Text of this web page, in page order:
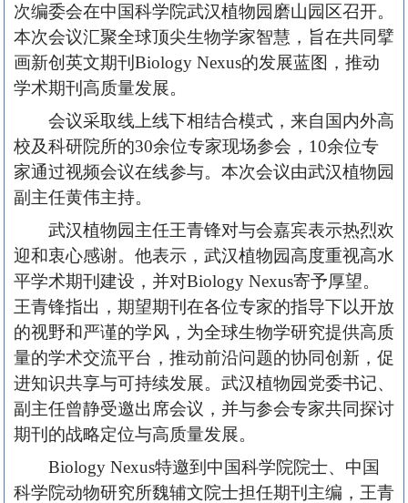
次编委会在中国科学院武汉植物园磨山园区召开。
本次会议汇聚全球顶尖生物学家智慧，旨在共同擘
画新创英文期刊Biology Nexus的发展蓝图，推动
学术期刊高质量发展。
会议采取线上线下相结合模式，来自国内外高
校及科研院所的30余位专家现场参会，10余位专
家通过视频会议在线参与。本次会议由武汉植物园
副主任黄伟主持。
武汉植物园主任王青锋对与会嘉宾表示热烈欢
迎和衷心感谢。他表示，武汉植物园高度重视高水
平学术期刊建设，并对Biology Nexus寄予厚望。
王青锋指出，期望期刊在各位专家的指导下以开放
的视野和严谨的学风，为全球生物学研究提供高质
量的学术交流平台，推动前沿问题的协同创新，促
进知识共享与可持续发展。武汉植物园党委书记、
副主任曾静受邀出席会议，并与参会专家共同探讨
期刊的战略定位与高质量发展。
Biology Nexus特邀到中国科学院院士、中国
科学院动物研究所魏辅文院士担任期刊主编，王青